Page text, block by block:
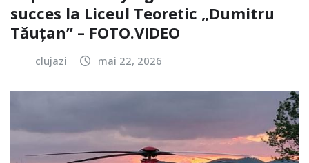
succes la Liceul Teoretic „Dumitru
Tăuțan” – FOTO.VIDEO
clujazi mai 22, 2026